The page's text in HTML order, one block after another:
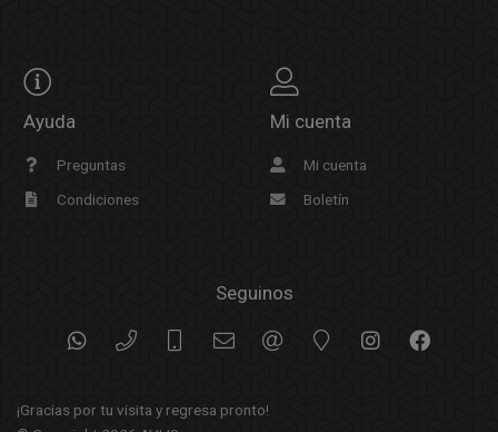
Ayuda
Preguntas
Condiciones
Mi cuenta
Mi cuenta
Boletín
Seguinos
¡Gracias por tu visita y regresa pronto!